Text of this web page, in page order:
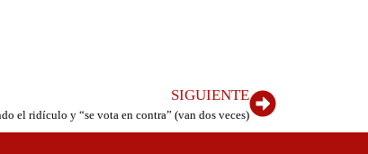
SIGUIENTE
el ridículo y “se vota en contra” (van dos veces)